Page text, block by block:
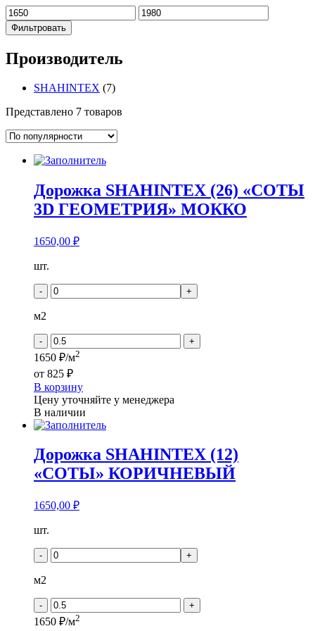
Фильтровать
Производитель
SHAHINTEX (7)
Представлено 7 товаров
Дорожка SHAHINTEX (26) «СОТЫ
3D ГЕОМЕТРИЯ» МОККО
1650,00 ₽
Количество
Дорожка
(26)
3D
ГЕОМЕТРИЯ"
МОККО
шт.
- +
м2
- +
1650 ₽/м2
от 825 ₽
В корзину
Цену уточняйте у менеджера
В наличии
Дорожка SHAHINTEX (12)
«СОТЫ» КОРИЧНЕВЫЙ
1650,00 ₽
Количество
Дорожка
(12)
КОРИЧНЕВЫЙ
шт.
- +
м2
- +
1650 ₽/м2